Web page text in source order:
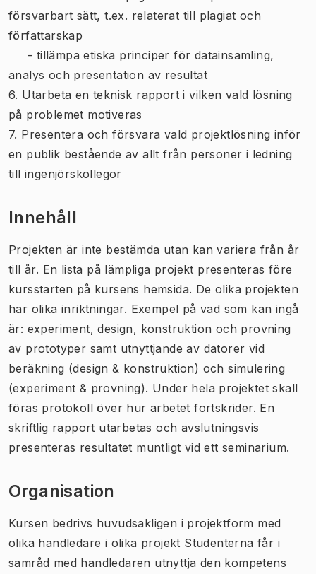
försvarbart sätt, t.ex. relaterat till plagiat och
författarskap
- tillämpa etiska principer för datainsamling,
analys och presentation av resultat
6. Utarbeta en teknisk rapport i vilken vald lösning
på problemet motiveras
7. Presentera och försvara vald projektlösning inför
en publik bestående av allt från personer i ledning
till ingenjörskollegor
Innehåll
Projekten är inte bestämda utan kan variera från år
till år. En lista på lämpliga projekt presenteras före
kursstarten på kursens hemsida. De olika projekten
har olika inriktningar. Exempel på vad som kan ingå
är: experiment, design, konstruktion och provning
av prototyper samt utnyttjande av datorer vid
beräkning (design & konstruktion) och simulering
(experiment & provning). Under hela projektet skall
föras protokoll över hur arbetet fortskrider. En
skriftlig rapport utarbetas och avslutningsvis
presenteras resultatet muntligt vid ett seminarium.
Organisation
Kursen bedrivs huvudsakligen i projektform med
olika handledare i olika projekt Studenterna får i
samråd med handledaren utnyttja den kompetens